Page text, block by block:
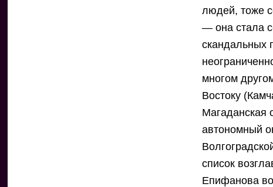
людей, тоже
— она стала
скандальных
многом
Востоку
Магаданская
автономный
список
Епифанова